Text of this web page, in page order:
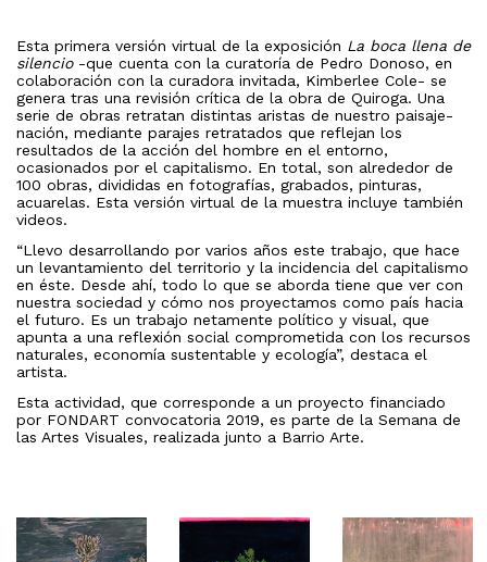
Esta primera versión virtual de la exposición La boca llena de
silencio-que cuenta con la curatoría de Pedro Donoso, en
colaboración con la curadora invitada, Kimberlee Cole- se
genera tras una revisión crítica de la obra de Quiroga. Una
serie de obras retratan distintas aristas de nuestro paisaje-
nación, mediante parajes retratados que reflejan los
resultados de la acción del hombre en el entorno,
ocasionados por el capitalismo. En total, son alrededor de
100 obras, divididas en fotografías, grabados, pinturas,
acuarelas. Esta versión virtual de la muestra incluye también
videos.
“Llevo desarrollando por varios años este trabajo, que hace
un levantamiento del territorio y la incidencia del capitalismo
en éste. Desde ahí, todo lo que se aborda tiene que ver con
nuestra sociedad y cómo nos proyectamos como país hacia
el futuro. Es un trabajo netamente político y visual, que
apunta a una reflexión social comprometida con los recursos
naturales, economía sustentable y ecología”, destaca el
artista.
Esta actividad, que corresponde a un proyecto financiado
por FONDART convocatoria 2019, es parte de la Semana de
las Artes Visuales, realizada junto a Barrio Arte.